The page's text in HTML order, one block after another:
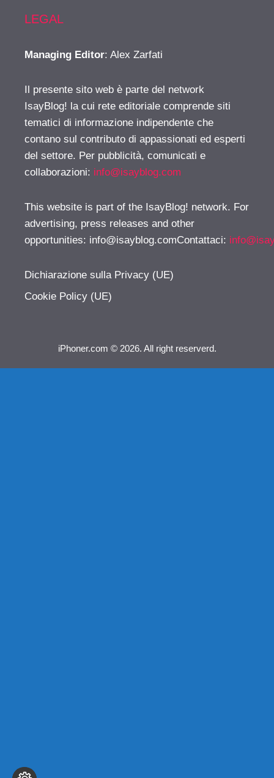
LEGAL
Managing Editor: Alex Zarfati
Il presente sito web è parte del network
IsayBlog! la cui rete editoriale comprende siti
tematici di informazione indipendente che
contano sul contributo di appassionati ed esperti
del settore. Per pubblicità, comunicati e
collaborazioni: info@isayblog.com
This website is part of the IsayBlog! network. For
advertising, press releases and other
opportunities: info@isayblog.comContattaci:
Dichiarazione sulla Privacy (UE)
Cookie Policy (UE)
iPhoner.com © 2026. All right reserverd.